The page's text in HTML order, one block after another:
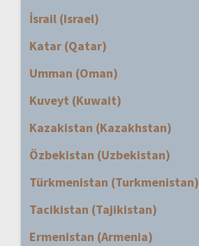
İsrail (Israel)
Katar (Qatar)
Umman (Oman)
Kuveyt (Kuwait)
Kazakistan (Kazakhstan)
Özbekistan (Uzbekistan)
Türkmenistan (Turkmenistan)
Tacikistan (Tajikistan)
Ermenistan (Armenia)